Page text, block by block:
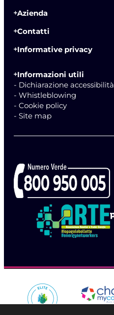
Azienda
Contatti
Informative privacy
Informazioni utili
- Dichiarazione accessibilità
- Whistleblowing
- Cookie policy
- Site map